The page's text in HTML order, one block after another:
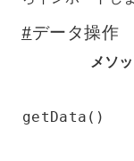
#データ操作
メソ
getData()